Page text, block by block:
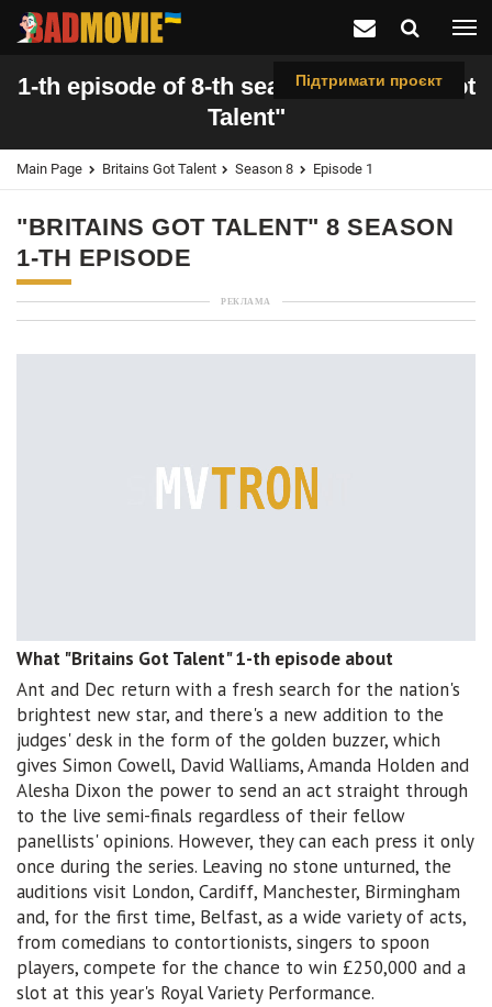
Підтримати проєкт
1-th episode of 8-th season "Britains Got
Talent"
Main Page Britains Got Talent Season 8 Episode 1
"BRITAINS GOT TALENT" 8 SEASON
1-TH EPISODE
РЕКЛАМА
What "Britains Got Talent" 1-th episode about
Ant and Dec return with a fresh search for the nation's
brightest new star, and there's a new addition to the
judges' desk in the form of the golden buzzer, which
gives Simon Cowell, David Walliams, Amanda Holden and
Alesha Dixon the power to send an act straight through
to the live semi-finals regardless of their fellow
panellists' opinions. However, they can each press it only
once during the series. Leaving no stone unturned, the
auditions visit London, Cardiff, Manchester, Birmingham
and, for the first time, Belfast, as a wide variety of acts,
from comedians to contortionists, singers to spoon
players, compete for the chance to win £250,000 and a
slot at this year's Royal Variety Performance.